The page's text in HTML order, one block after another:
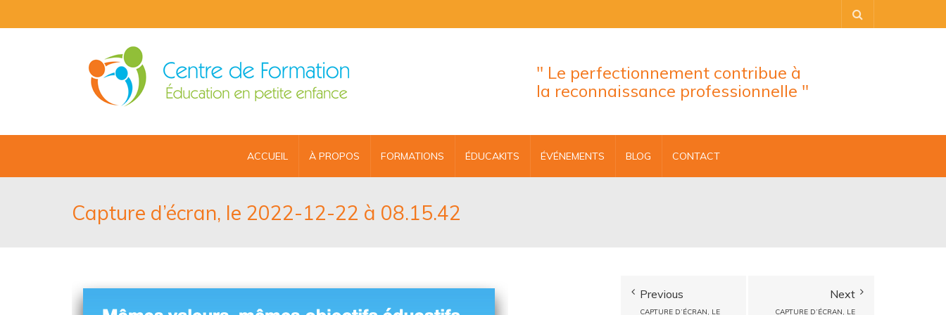
" Le perfectionnement contribue à
la reconnaissance professionnelle "
ACCUEIL À PROPOS FORMATIONS ÉDUCAKITS ÉVÉNEMENTS BLOG CONTACT
Capture d’écran, le 2022-12-22 à 08.15.42
Previous
CAPTURE D’ÉCRAN, LE
Next
CAPTURE D’ÉCRAN, LE